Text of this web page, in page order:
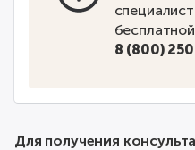
8 (800)
Для получения